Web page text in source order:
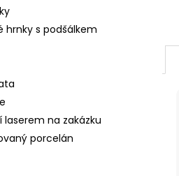
hrnky s podšálkem
laserem na zakázku
porcelán